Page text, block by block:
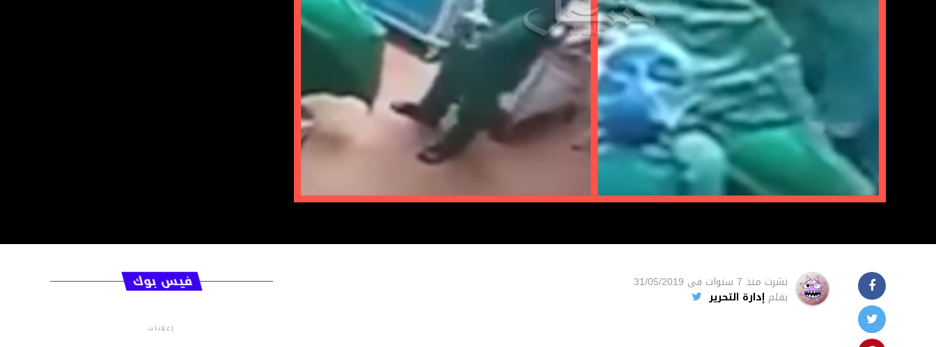
نشرت منذ 7 سنوات فى 31/05/2019
بقلم إدارة التحرير
فيس بوك
إعلانات